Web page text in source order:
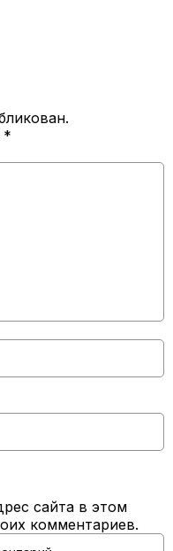
*
сайта в этом
комментариев.